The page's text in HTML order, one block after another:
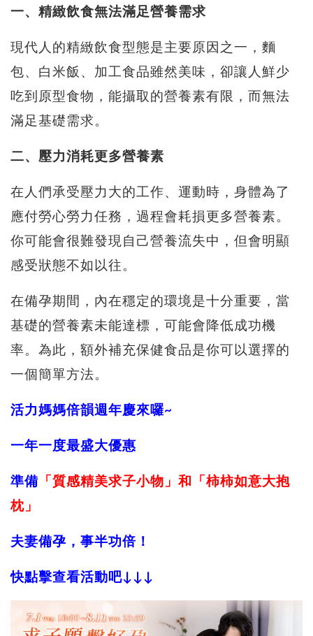
一、精緻飲食無法滿足營養需求
現代人的精緻飲食型態是主要原因之一，麵
包、白米飯、加工食品雖然美味，卻讓人鮮少
吃到原型食物，能攝取的營養素有限，而無法
滿足基礎需求。
二、壓力消耗更多營養素
在人們承受壓力大的工作、運動時，身體為了
應付勞心勞力任務，過程會耗損更多營養素。
你可能會很難發現自己營養流失中，但會明顯
感受狀態不如以往。
在備孕期間，內在穩定的環境是十分重要，當
基礎的營養素未能達標，可能會降低成功機
率。為此，額外補充保健食品是你可以選擇的
一個簡單方法。
活力媽媽倍韻週年慶來囉~
一年一度最盛大優惠
準備 「質感精美求子小物」和「柿柿如意大抱
枕」
夫妻備孕，事半功倍！
快點擊查看活動吧↓↓↓